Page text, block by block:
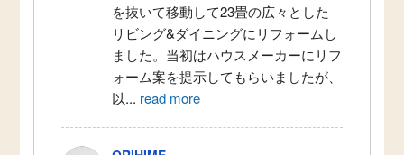
を抜いて移動して23畳の広々とした
リビング&ダイニングにリフォームし
ました。当初はハウスメーカーにリフ
ォーム案を提示してもらいましたが、
以... read more